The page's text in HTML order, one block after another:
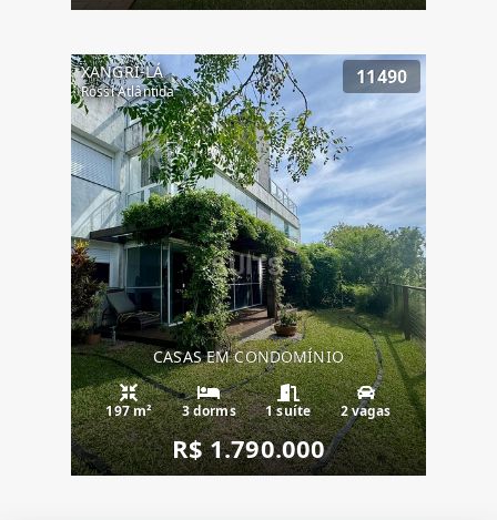
XANGRI-LÁ
Rossi Atlântida
11490
CASAS EM CONDOMÍNIO
197 m² 3 dorms 1 suíte 2 vagas
R$ 1.790.000